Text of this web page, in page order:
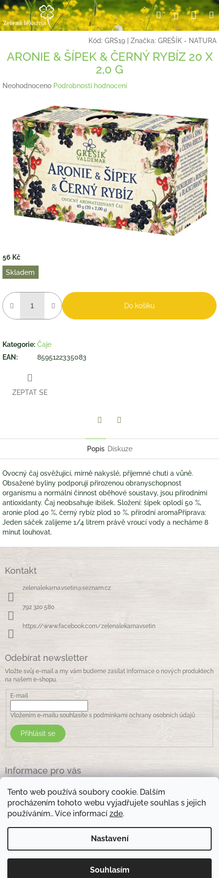
Tento web používá soubory cookie. Dalším
procházením tohoto webu vyjadřujete souhlas s jejich
používáním.. Více informací zde.
Nastavení
Souhlasím
Přejít
na
obsah
HledatPřihlášení
Kód: GRS19 Značka: GREŠÍK - NATURA
ARONIE & ŠÍPEK & ČERNÝ RYBÍZ 20 X
2,0 G
Průměrné
hvězdiček.
Neohodnoceno Podrobnosti hodnocení
56 Kč
Měrná
cena:
Skladem
Do košíku
Kategorie: Čaje
EAN : 8595122335083
ZEPTAT SE
Popis Diskuze
Ovocný čaj osvěžující, mírně nakyslé, příjemné chuti a vůně.
Obsažené byliny podporují přirozenou obranyschopnost
organismu a normální činnost oběhové soustavy, jsou přírodními
antioxidanty. Čaj neobsahuje ibišek. Složení: šípek oplodí 50 %,
aronie plod 40 %, černý rybíz plod 10 %, přírodní aromaPříprava:
Jeden sáček zalijeme 1/4 litrem právě vroucí vody a necháme 8
minut louhovat.
Kontakt
zelenalekarna.vsetin@seznam.cz
792 320 580
https://www.facebook.com/zelenalekarnavsetin
Odebírat newsletter
Vložte svůj e-mail a my vám budeme zasílat informace o nových produktech
na našem e-shopu.
E-mail
Vložením e-mailu souhlasíte s podmínkami ochrany osobních údajů
Přihlásit se
Informace pro vás
Obchodní podmínky
Podmínky ochrany osobních údajů
Kontakty
Otevírací doba prodejny: pondělí - pátek - 8.30 -17.00 , sobota 9.00-11 .00
Copyright 2026Zelená lékarna Vsetín